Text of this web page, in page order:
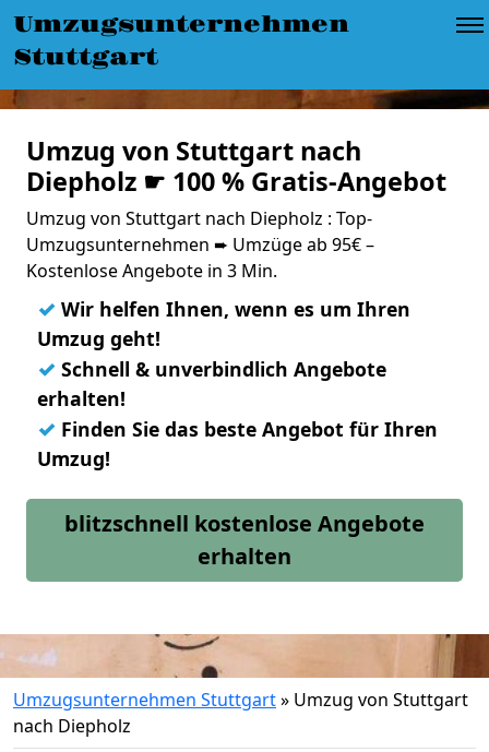
Umzugsunternehmen
Stuttgart
Umzug von Stuttgart nach
Diepholz ☛ 100 % Gratis-Angebot
Umzug von Stuttgart nach Diepholz : Top-
Umzugsunternehmen ➨ Umzüge ab 95€ –
Kostenlose Angebote in 3 Min.
✓ Wir helfen Ihnen, wenn es um Ihren
Umzug geht!
✓ Schnell & unverbindlich Angebote
erhalten!
✓ Finden Sie das beste Angebot für Ihren
Umzug!
blitzschnell kostenlose Angebote
erhalten
Umzugsunternehmen Stuttgart» Umzug von Stuttgart
nach Diepholz